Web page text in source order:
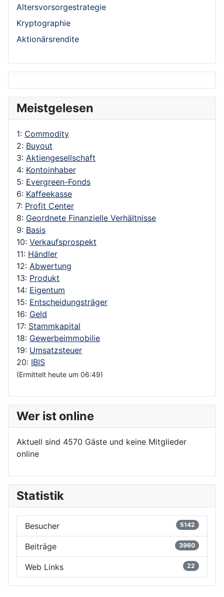
Altersvorsorgestrategie
Kryptographie
Aktionärsrendite
Meistgelesen
1: Commodity
2: Buyout
3: Aktiengesellschaft
4: Kontoinhaber
5: Evergreen-Fonds
6: Kaffeekasse
7: Profit Center
8: Geordnete Finanzielle Verhältnisse
9: Basis
10: Verkaufsprospekt
11: Händler
12: Abwertung
13: Produkt
14: Eigentum
15: Entscheidungsträger
16: Geld
17: Stammkapital
18: Gewerbeimmobilie
19: Umsatzsteuer
20: IBIS
(Ermittelt heute um 06:49)
Wer ist online
Aktuell sind 4570 Gäste und keine Mitglieder
online
Statistik
Besucher 5142
Beiträge 3960
Web Links 22